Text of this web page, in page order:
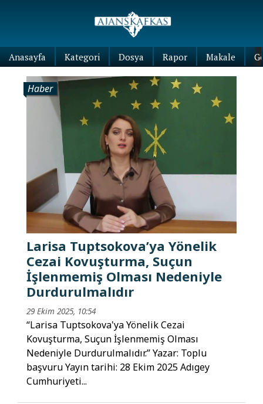
Anasayfa Kategori Dosya Rapor Makale
Haber
Larisa Tuptsokova’ya Yönelik
Cezai Kovuşturma, Suçun
İşlenmemiş Olması Nedeniyle
Durdurulmalıdır
29 Ekim 2025, 10:54
“Larisa Tuptsokova'ya Yönelik Cezai
Kovuşturma, Suçun İşlenmemiş Olması
Nedeniyle Durdurulmalıdır.” Yazar: Toplu
başvuru Yayın tarihi: 28 Ekim 2025 Adıgey
Cumhuriyeti...